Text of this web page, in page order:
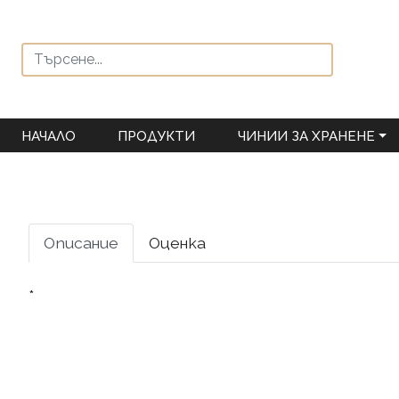
НАЧАЛО ПРОДУКТИ ЧИНИИ ЗА ХРАНЕНЕ
Описание Оценка
*